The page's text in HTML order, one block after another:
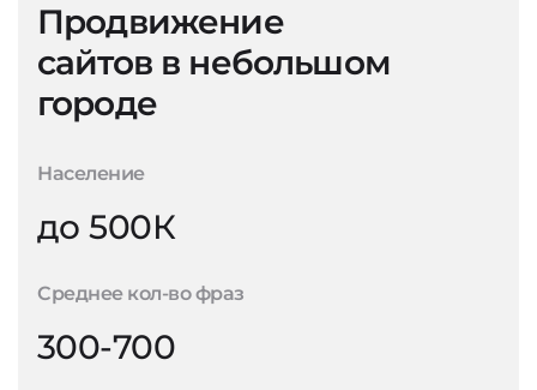
Продвижение
сайтов в небольшом
городе
Население
до 500К
Среднее кол-во фраз
300-700